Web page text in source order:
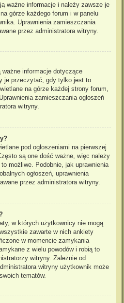
ważne informacje i należy zawsze je
górze każdego forum i w panelu
Uprawnienia zamieszczania
przez administratora witryny.
ważne informacje dotyczące
je przeczytać, gdy tylko jest to
na górze każdej strony forum,
zamieszczania ogłoszeń
witryny.
pod ogłoszeniami na pierwszej
są one dość ważne, więc należy
możliwe. Podobnie, jak uprawnienia
ogłoszeń, uprawnienia
przez administratora witryny.
w których użytkownicy nie mogą
zawarte w nich ankiety
w momencie zamykania
z wielu powodów i robią to
witryny. Zależnie od
witryny użytkownik może
tematów.